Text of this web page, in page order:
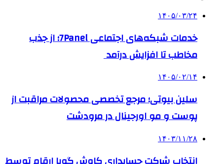
۱۴۰۵/۰۳/۲۴
خدمات شبکه‌های اجتماعی 7Panel؛ از جذب
مخاطب تا افزایش درآمد
۱۴۰۵/۰۲/۱۴
سلین بیوتی؛ مرجع تخصصی محصولات مراقبت از
پوست و مو اورجینال در مرودشت
۱۴۰۳/۱۱/۲۸